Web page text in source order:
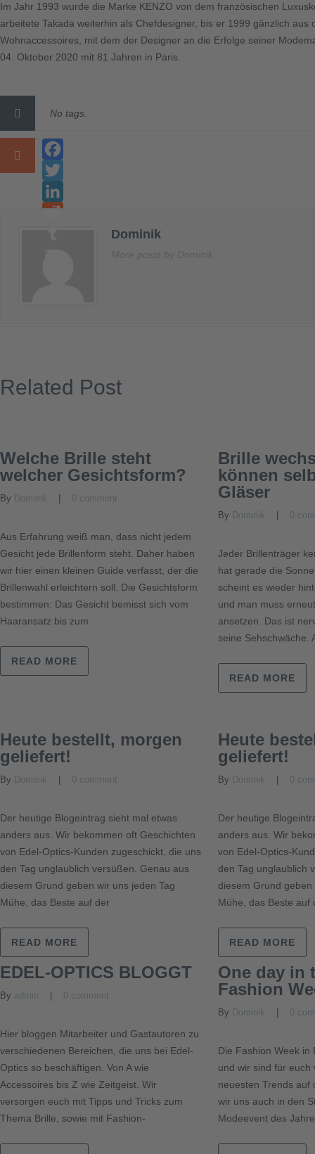
Im Jahr 1993 wurde die Marke KENZO von dem französischen
arbeitete Takada weiterhin als Chefdesigner, bis er 1999 gänzlich
Wohnaccessoires, mit dem der Designer an die Erfolge seiner
04. Oktober 2020 mit 81 Jahren in Paris.
No tags.
Facebook
Twitter
Dominik
More posts by Dominik
Related Post
Welche Brille steht
welcher Gesichtsform?
By Dominik 0 comment
Aus Erfahrung weiß man, dass nicht jedem
Gesicht jede Brillenform steht. Daher haben
wir hier einen kleinen Guide verfasst, der die
Brillenwahl erleichtern soll. Die Gesichtsform
bestimmen: Das Gesicht bemisst sich vom
Haaransatz bis zum
READ MORE
Brille
können
Gläser
By Dominik 0
Jeder Brillenträger
hat gerade die
scheint es wieder
und man muss
ansetzen. Das ist
seine Sehschwäche.
READ MORE
Heute bestellt, morgen
geliefert!
By Dominik 0 comment
Der heutige Blogeintrag sieht mal etwas
anders aus. Wir bekommen oft Geschichten
von Edel-Optics-Kunden zugeschickt, die uns
den Tag unglaublich versüßen. Genau aus
diesem Grund geben wir uns jeden Tag
Mühe, das Beste auf der
READ MORE
Heute
geliefert!
By Dominik 0
Der heutige
anders aus. Wir
von Edel-Optics-
den Tag unglaublich
diesem Grund geben
Mühe, das Beste auf
READ MORE
EDEL-OPTICS BLOGGT
By admin 0 comment
Hier bloggen Mitarbeiter und Gastautoren zu
verschiedenen Bereichen, die uns bei Edel-
Optics so beschäftigen. Von A wie
Accessoires bis Z wie Zeitgeist. Wir
versorgen euch mit Tipps und Tricks zum
Thema Brille, sowie mit Fashion-
One day in
Fashion
By Dominik 0
Die Fashion Week in
und wir sind für
neuesten Trends auf
wir uns auch in den
Modeevent des